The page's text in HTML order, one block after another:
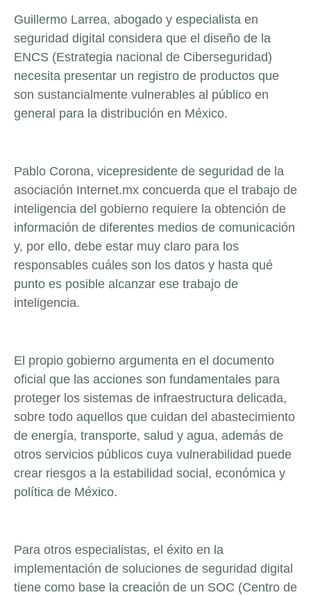
Guillermo Larrea, abogado y especialista en
seguridad digital considera que el diseño de la
ENCS (Estrategia nacional de Ciberseguridad)
necesita presentar un registro de productos que
son sustancialmente vulnerables al público en
general para la distribución en México.
Pablo Corona, vicepresidente de seguridad de la
asociación Internet.mx concuerda que el trabajo de
inteligencia del gobierno requiere la obtención de
información de diferentes medios de comunicación
y, por ello, debe estar muy claro para los
responsables cuáles son los datos y hasta qué
punto es posible alcanzar ese trabajo de
inteligencia.
El propio gobierno argumenta en el documento
oficial que las acciones son fundamentales para
proteger los sistemas de infraestructura delicada,
sobre todo aquellos que cuidan del abastecimiento
de energía, transporte, salud y agua, además de
otros servicios públicos cuya vulnerabilidad puede
crear riesgos a la estabilidad social, económica y
política de México.
Para otros especialistas, el éxito en la
implementación de soluciones de seguridad digital
tiene como base la creación de un SOC (Centro de